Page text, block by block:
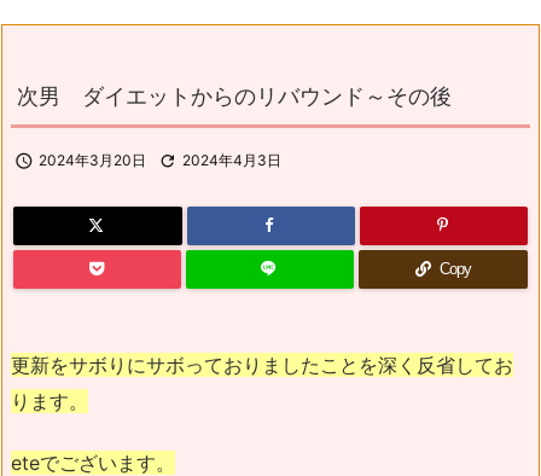
次男 ダイエットからのリバウンド～その後
 2024年3月20日  2024年4月3日
Copy
更新をサボりにサボっておりましたことを深く反省してお
ります。
eteでございます。